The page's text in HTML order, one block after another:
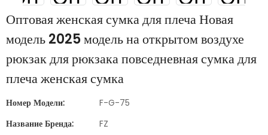
Оптовая женская сумка для плеча Новая
модель 2025 модель на открытом воздухе
рюкзак для рюкзака повседневная сумка для
плеча женская сумка
Номер Модели:
F-G-75
Название Бренда:
FZ